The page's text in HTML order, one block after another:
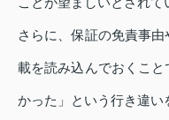
さらに、保証の免責事
載を読み込んでおくこ
かった」という行き違い